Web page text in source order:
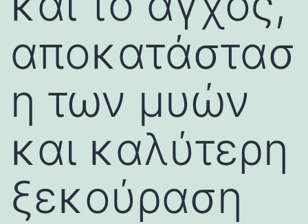
αποκατάστασ
η των μυών
και καλύτερη
ξεκούραση